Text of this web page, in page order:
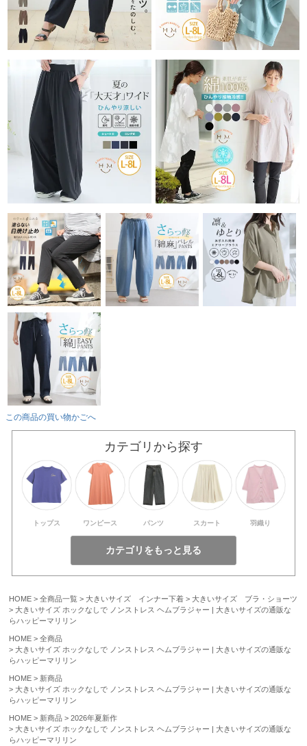
この商品の買い物かごへ
カテゴリから探す
トップス ワンピース パンツ スカート 羽織り
HOME 全商品一覧 大きいサイズ インナー下着
大きいサイズ ブラ・ショーツ
大きいサイズ ホックなしで ノンストレス ヘムブラジャー | 大きいサイズの通販な
らハッピーマリリン
HOME
全商品
大きいサイズ ホックなしで ノンストレス ヘムブラジャー | 大きいサイズの通販な
らハッピーマリリン
HOME
新商品
大きいサイズ ホックなしで ノンストレス ヘムブラジャー | 大きいサイズの通販な
らハッピーマリリン
HOME 新商品
2026年夏新作
大きいサイズ ホックなしで ノンストレス ヘムブラジャー | 大きいサイズの通販な
らハッピーマリリン